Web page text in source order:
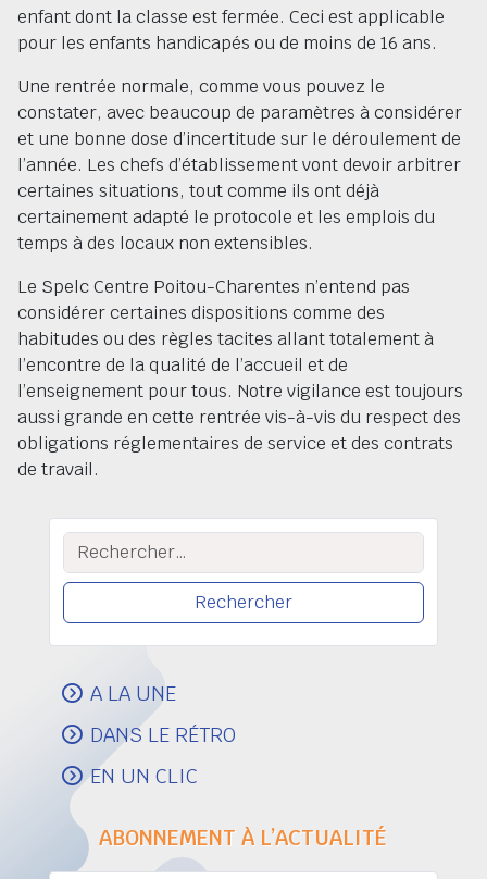
enfant dont la classe est fermée. Ceci est applicable
pour les enfants handicapés ou de moins de 16 ans.
Une rentrée normale, comme vous pouvez le
constater, avec beaucoup de paramètres à considérer
et une bonne dose d’incertitude sur le déroulement de
l’année. Les chefs d’établissement vont devoir arbitrer
certaines situations, tout comme ils ont déjà
certainement adapté le protocole et les emplois du
temps à des locaux non extensibles.
Le Spelc Centre Poitou-Charentes n’entend pas
considérer certaines dispositions comme des
habitudes ou des règles tacites allant totalement à
l’encontre de la qualité de l’accueil et de
l’enseignement pour tous. Notre vigilance est toujours
aussi grande en cette rentrée vis-à-vis du respect des
obligations réglementaires de service et des contrats
de travail.
Rechercher :
A LA UNE
DANS LE RÉTRO
EN UN CLIC
ABONNEMENT À L’ACTUALITÉ